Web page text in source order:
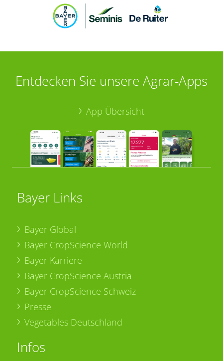
Entdecken Sie unsere Agrar-Apps
App Übersicht
Bayer Links
Bayer Global
Bayer CropScience World
Bayer Karriere
Bayer CropScience Austria
Bayer CropScience Schweiz
Presse
Vegetables Deutschland
Infos